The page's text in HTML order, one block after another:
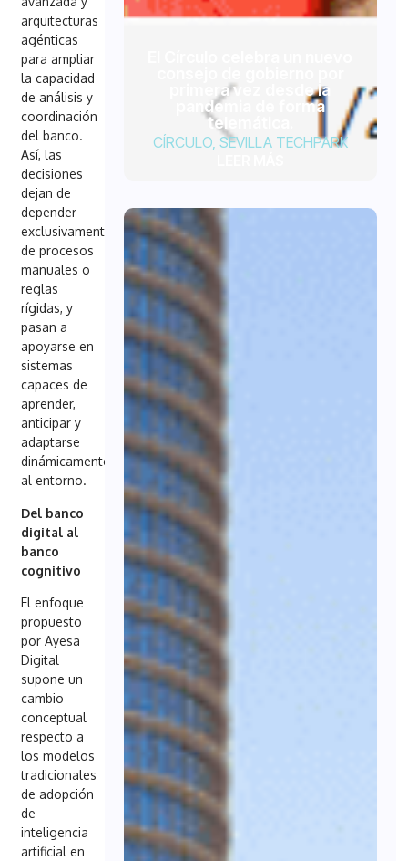
arquitecturas
agénticas
para ampliar
la capacidad
de análisis y
coordinación
del banco.
Así, las
decisiones
dejan de
depender
exclusivamente
de procesos
manuales o
reglas
rígidas, y
pasan a
apoyarse en
sistemas
capaces de
aprender,
anticipar y
adaptarse
dinámicamente
al entorno.
Del banco
digital al
banco
cognitivo
El enfoque
propuesto
por Ayesa
Digital
supone un
cambio
conceptual
respecto a
los modelos
tradicionales
de adopción
de
inteligencia
artificial en
primera vez desde la
pandemia de forma
telemática.
CÍRCULO, SEVILLA TECHPARK